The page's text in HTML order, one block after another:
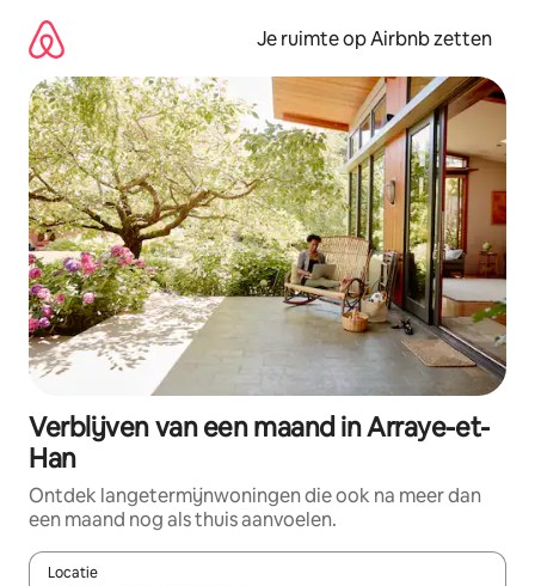
direct
naar
inhoud
Je ruimte op Airbnb zetten
Verblijven van een maand in Arraye-et-
Han
Ontdek langetermijnwoningen die ook na meer dan
een maand nog als thuis aanvoelen.
Locatie